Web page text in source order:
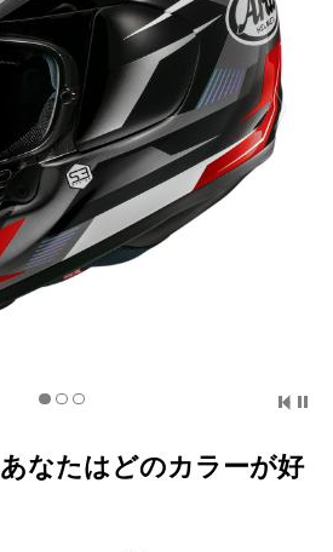
あなたはどのカラーが好